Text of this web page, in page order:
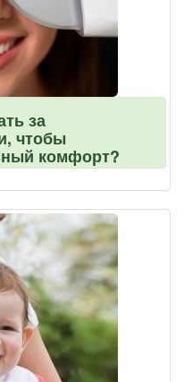
за
чтобы
комфорт?